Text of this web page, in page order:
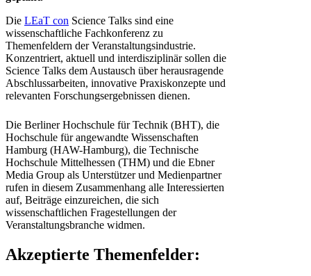
Die LEaT con Science Talks sind eine
wissenschaftliche Fachkonferenz zu
Themenfeldern der Veranstaltungsindustrie.
Konzentriert, aktuell und interdisziplinär sollen die
Science Talks dem Austausch über herausragende
Abschlussarbeiten, innovative Praxiskonzepte und
relevanten Forschungsergebnissen dienen.
Die Berliner Hochschule für Technik (BHT), die
Hochschule für angewandte Wissenschaften
Hamburg (HAW-Hamburg), die Technische
Hochschule Mittelhessen (THM) und die Ebner
Media Group als Unterstützer und Medienpartner
rufen in diesem Zusammenhang alle Interessierten
auf, Beiträge einzureichen, die sich
wissenschaftlichen Fragestellungen der
Veranstaltungsbranche widmen.
Akzeptierte Themenfelder: